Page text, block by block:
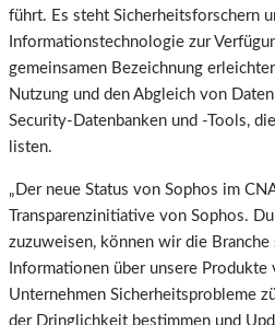
führt. Es steht Sicherheitsforschern
Informationstechnologie zur
gemeinsamen Bezeichnung
Nutzung und den Abgleich von
Security-Datenbanken und -Tools,
listen.
„Der neue Status von Sophos im
Transparenzinitiative von Sophos.
zuzuweisen, können wir die
Informationen über unsere
Unternehmen Sicherheitsprobleme
der Dringlichkeit bestimmen und